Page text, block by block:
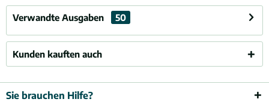
Verwandte Ausgaben 50
Kunden kauften auch
Sie brauchen Hilfe?